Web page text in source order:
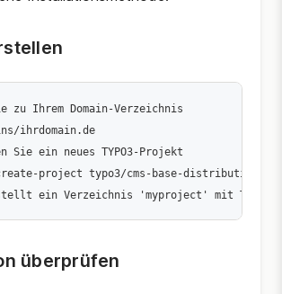
zu Ihrem Domain-Verzeichnis
ihrdomain.de
Sie ein neues TYPO3-Projekt
project typo3/cms-base-distribution
überprüfen